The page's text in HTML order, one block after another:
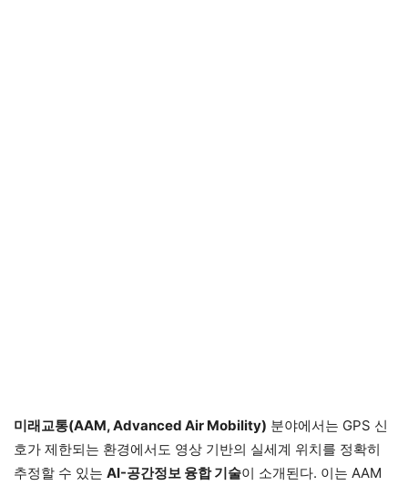
미래교통(AAM, Advanced Air Mobility) 분야에서는 GPS 신
호가 제한되는 환경에서도 영상 기반의 실세계 위치를 정확히
추정할 수 있는 AI-공간정보 융합 기술이 소개된다. 이는 AAM